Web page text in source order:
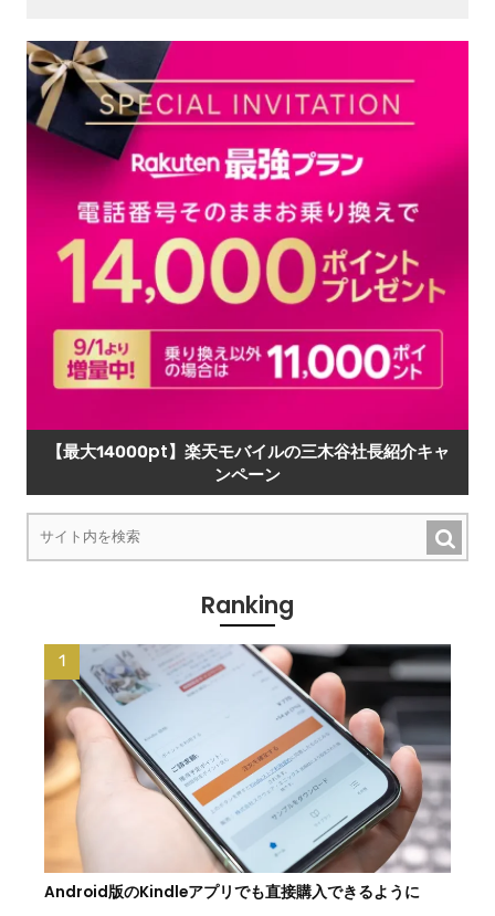
【最大14000pt】楽天モバイルの三木谷社長紹介キャ
ンペーン
Ranking
Android版のKindleアプリでも直接購入できるように